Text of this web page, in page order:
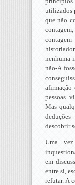
utilizados
que não
nenhuma
não-A
afirmação
pessoas
Mas
descobrir
Uma
em
entre si,
refutar. A